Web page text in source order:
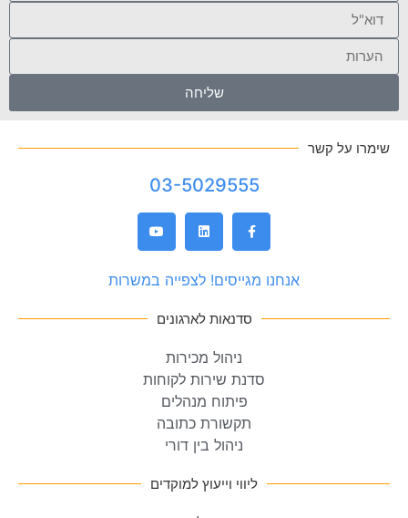
שליחה
שימרו על קשר
03-5029555
אנחנו מגייסים! לצפייה במשרות
סדנאות לארגונים
ניהול מכירות
סדנת שירות לקוחות
פיתוח מנהלים
תקשורת כתובה
ניהול בין דורי
ליווי וייעוץ למוקדים